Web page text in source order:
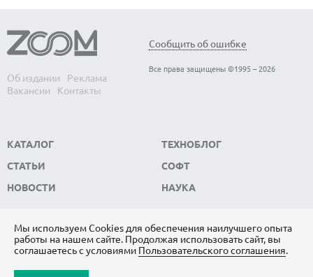
ZOOM.CNews выбрала самые популярные
модели автономных газонокосилок,
которые...
пользуются...
Об издании
Реклама
Вакансии
Контакты
Сообщить об ошибке
Все права защищены ©1995 – 2026
КАТАЛОГ
СТАТЬИ
НОВОСТИ
ТЕХНОБЛОГ
СОФТ
НАУКА
ПОДПИШИТЕСЬ НА НАС
ЯНДЕКС.ДЗЕН
Мы используем Сookies для обеспечения наилучшего опыта
работы на нашем сайте. Продолжая использовать сайт, вы
соглашаетесь с условиями Пользовательского соглашения.